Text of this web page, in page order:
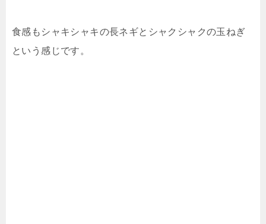
食感もシャキシャキの長ネギとシャクシャクの玉ねぎ
という感じです。